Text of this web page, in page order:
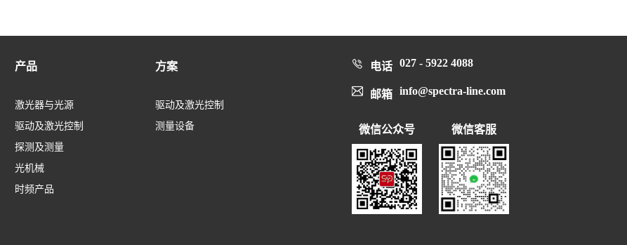
产品
激光器与光源
驱动及激光控制
探测及测量
光机械
时频产品
方案
驱动及激光控制
测量设备
电话 027 - 5922 4088
邮箱 info@spectra-line.com
微信公众号 微信客服